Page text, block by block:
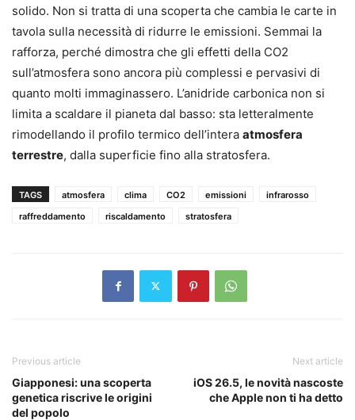
solido. Non si tratta di una scoperta che cambia le carte in
tavola sulla necessità di ridurre le emissioni. Semmai la
rafforza, perché dimostra che gli effetti della CO2
sull’atmosfera sono ancora più complessi e pervasivi di
quanto molti immaginassero. L’anidride carbonica non si
limita a scaldare il pianeta dal basso: sta letteralmente
rimodellando il profilo termico dell’intera atmosfera
terrestre, dalla superficie fino alla stratosfera.
TAGS atmosfera clima CO2 emissioni
infrarosso
raffreddamento
riscaldamento stratosfera
Previous article
Giapponesi: una scoperta
genetica riscrive le origini
del popolo
Next article
iOS 26.5, le novità nascoste
che Apple non ti ha detto